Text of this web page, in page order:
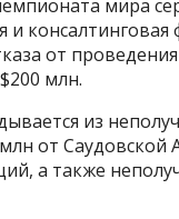
мира
и
от
млн.
из
от Саудовской
а также